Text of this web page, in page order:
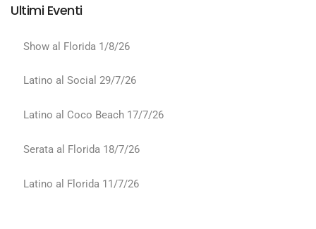
Ultimi Eventi
Show al Florida 1/8/26
Latino al Social 29/7/26
Latino al Coco Beach 17/7/26
Serata al Florida 18/7/26
Latino al Florida 11/7/26